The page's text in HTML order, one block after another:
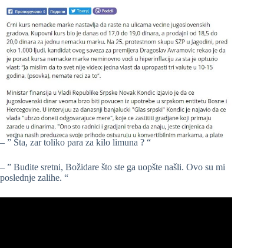
– ” Šta, zar toliko para za kilo limuna ? “
– ” Budite sretni, Božidare što ste ga uopšte našli. Ovo su mi
poslednje zalihe. “